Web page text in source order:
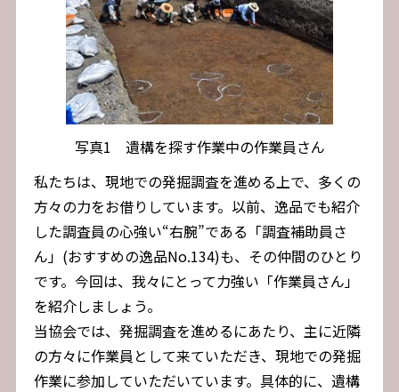
写真1 遺構を探す作業中の作業員さん
私たちは、現地での発掘調査を進める上で、多くの
方々の力をお借りしています。以前、逸品でも紹介
した調査員の心強い“右腕”である「調査補助員さ
ん」(おすすめの逸品No.134)も、その仲間のひとり
です。今回は、我々にとって力強い「作業員さん」
を紹介しましょう。
当協会では、発掘調査を進めるにあたり、主に近隣
の方々に作業員として来ていただき、現地での発掘
作業に参加していただいています。具体的に、遺構